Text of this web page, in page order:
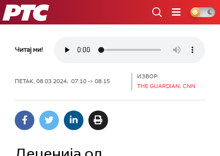
РТС
Читај ми!
ПЕТАК, 08.03.2024, 07:10 -> 08:15
ИЗВОР:
THE GUARDIAN, CNN